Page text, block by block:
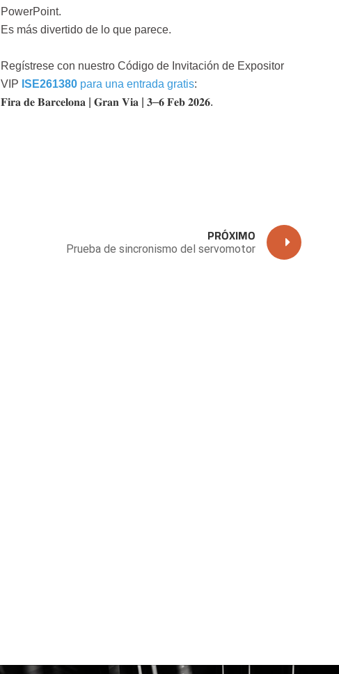
PowerPoint.
Es más divertido de lo que parece.
Regístrese con nuestro Código de Invitación de Expositor
VIP ISE261380 para una entrada gratis:
𝐅𝐢𝐫𝐚 𝐝𝐞 𝐁𝐚𝐫𝐜𝐞𝐥𝐨𝐧𝐚 | 𝐆𝐫𝐚𝐧 𝐕𝐢𝐚 | 𝟑–𝟔 𝐅𝐞𝐛 𝟐𝟎𝟐𝟔.
PRÓXIMO
Prueba de sincronismo del servomotor